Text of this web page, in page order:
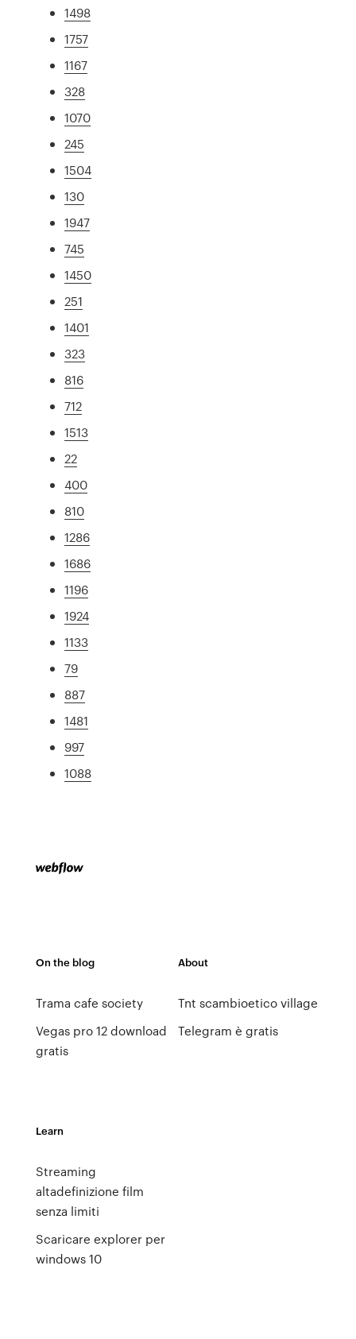
1498
1757
1167
328
1070
245
1504
130
1947
745
1450
251
1401
323
816
712
1513
22
400
810
1286
1686
1196
1924
1133
79
887
1481
997
1088
On the blog
Trama cafe society
Vegas pro 12 download
gratis
About
Tnt scambioetico village
Telegram è gratis
Learn
Streaming
altadefinizione film
senza limiti
Scaricare explorer per
windows 10